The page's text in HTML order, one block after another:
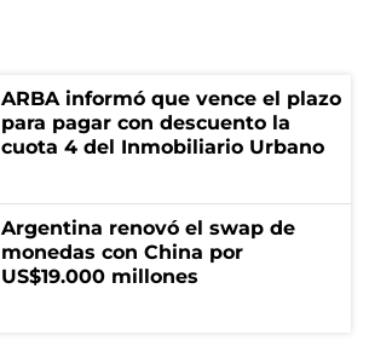
ARBA informó que vence el plazo
para pagar con descuento la
cuota 4 del Inmobiliario Urbano
Argentina renovó el swap de
monedas con China por
US$19.000 millones